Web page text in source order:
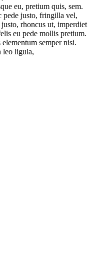
eu, pretium quis, sem.
pede justo, fringilla vel,
rhoncus ut, imperdiet
eu pede mollis pretium.
semper nisi.
leo ligula,